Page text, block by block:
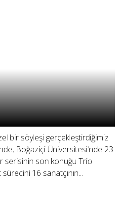
bir söyleşi gerçekleştirdiğimiz
Boğaziçi Üniversitesi'nde 23
serisinin son konuğu Trio
16 sanatçının...